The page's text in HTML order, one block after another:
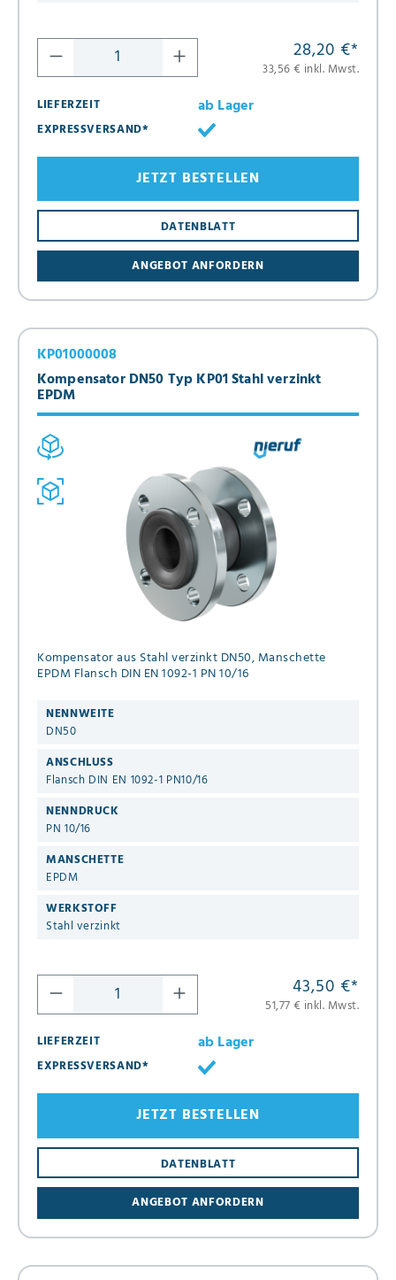
28,20 €*
33,56 € inkl. Mwst.
LIEFERZEIT
ab Lager
EXPRESSVERSAND*
ANGEBOT ANFORDERN
DATENBLATT
JETZT BESTELLEN
Kompensator DN50 Typ KP01 Stahl verzinkt
EPDM
KP01000008
Kompensator aus Stahl verzinkt DN50, Manschette
EPDM Flansch DIN EN 1092-1 PN 10/16
NENNWEITE
DN50
ANSCHLUSS
Flansch DIN EN 1092-1 PN10/16
NENNDRUCK
PN 10/16
MANSCHETTE
EPDM
WERKSTOFF
Stahl verzinkt
43,50 €*
51,77 € inkl. Mwst.
LIEFERZEIT
ab Lager
EXPRESSVERSAND*
ANGEBOT ANFORDERN
DATENBLATT
JETZT BESTELLEN